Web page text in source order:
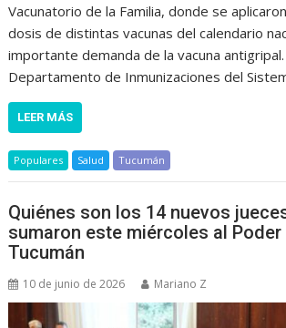
Vacunatorio de la Familia, donde se
dosis de distintas vacunas del calendario
importante demanda de la vacuna
Departamento de Inmunizaciones del
LEER MÁS
Populares Salud Tucumán
Quiénes son los 14 nuevos
sumaron este miércoles al
Tucumán
10 de junio de 2026 Mariano Z